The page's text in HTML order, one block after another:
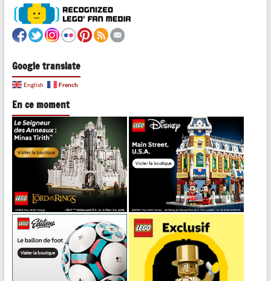
Google translate
English French
En ce moment